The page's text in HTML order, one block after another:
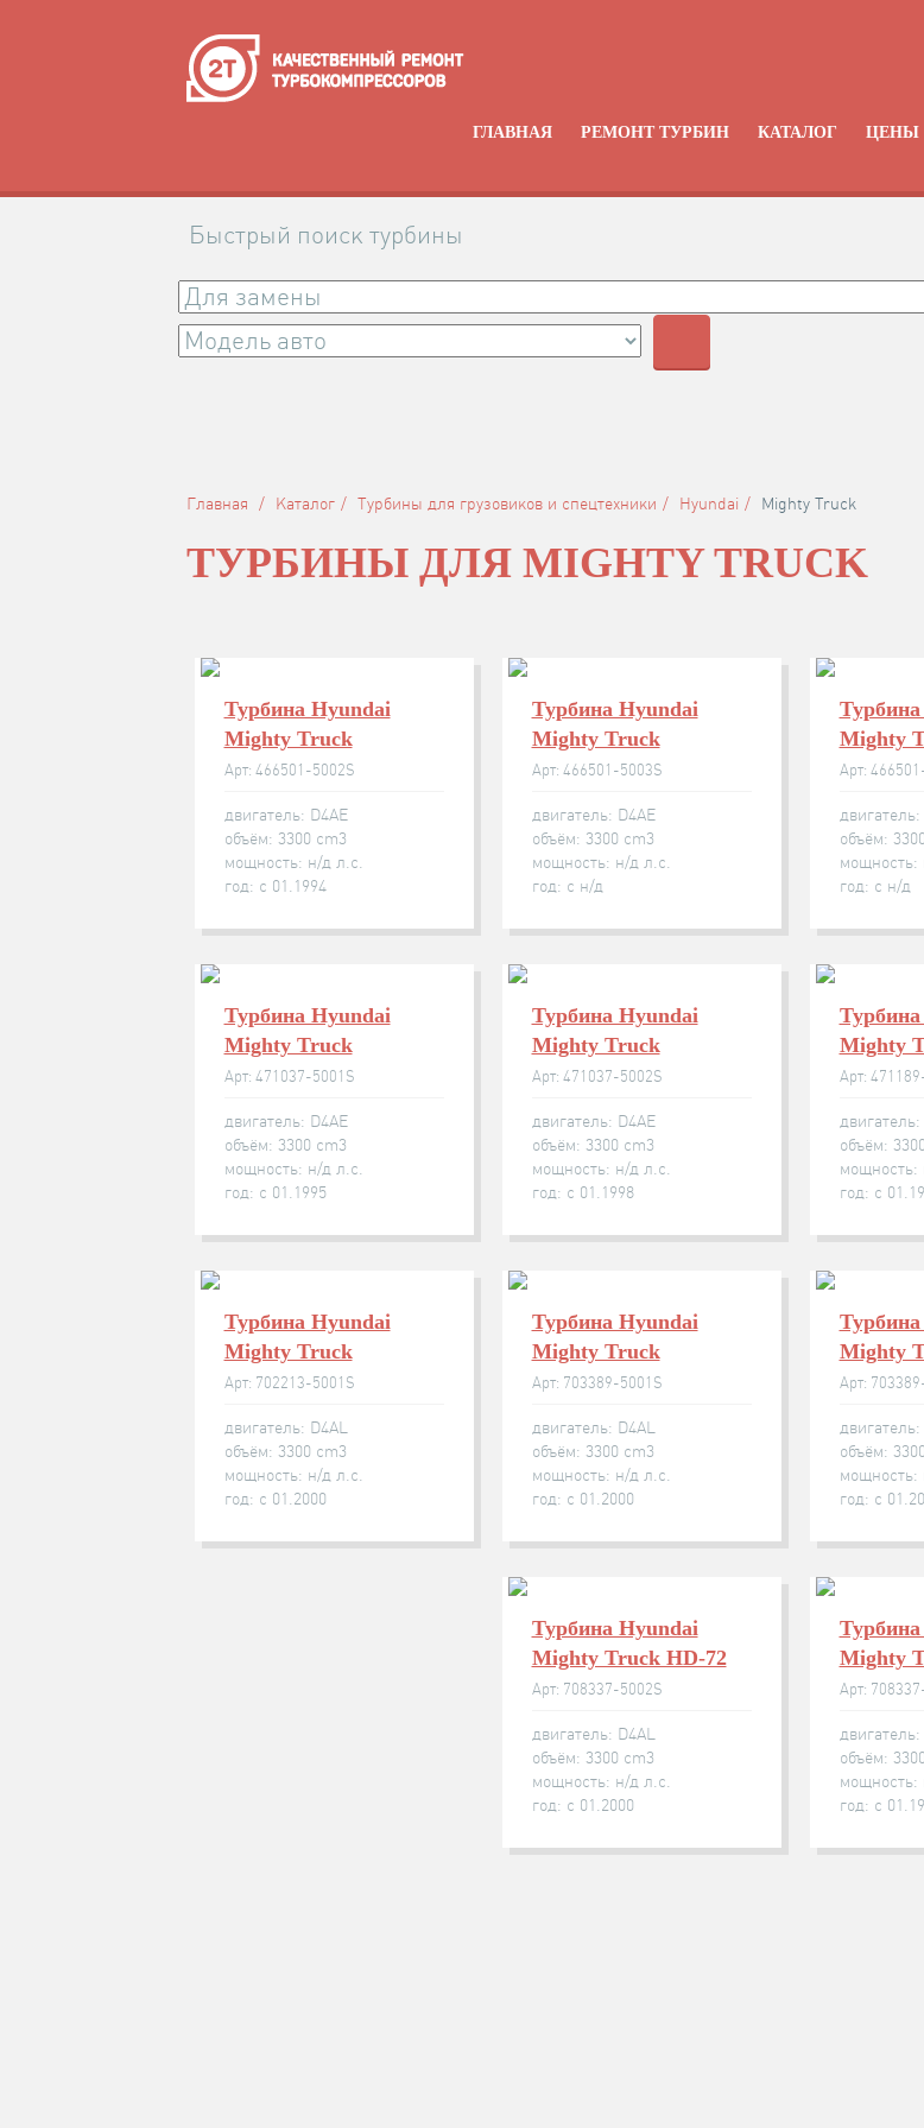
ГЛАВНАЯ РЕМОНТ ТУРБИН КАТАЛОГ ЦЕНЫ
Быстрый поиск турбины
Главная Каталог Турбины для грузовиков и спецтехники Hyundai Mighty Truck
ТУРБИНЫ ДЛЯ MIGHTY TRUCK
Турбина Hyundai
Mighty Truck
Арт: 466501-5002S
двигатель: D4AE
объём: 3300 cm3
мощность: н/д л.с.
год: с 01.1994
Турбина Hyundai
Mighty Truck
Арт: 466501-5003S
двигатель: D4AE
объём: 3300 cm3
мощность: н/д л.с.
год: с н/д
Mighty
Арт:
двигатель:
объём:
мощность:
год: с н/д
Турбина Hyundai
Mighty Truck
Арт: 471037-5001S
двигатель: D4AE
объём: 3300 cm3
мощность: н/д л.с.
год: с 01.1995
Турбина Hyundai
Mighty Truck
Арт: 471037-5002S
двигатель: D4AE
объём: 3300 cm3
мощность: н/д л.с.
год: с 01.1998
Mighty
Арт:
объём:
мощность:
год: с
Турбина Hyundai
Mighty Truck
Арт: 702213-5001S
двигатель: D4AL
объём: 3300 cm3
мощность: н/д л.с.
год: с 01.2000
Турбина Hyundai
Mighty Truck
Арт: 703389-5001S
двигатель: D4AL
объём: 3300 cm3
мощность: н/д л.с.
год: с 01.2000
Mighty
Арт:
объём:
мощность:
год: с
Турбина Hyundai
Mighty Truck HD-72
Арт: 708337-5002S
двигатель: D4AL
объём: 3300 cm3
мощность: н/д л.с.
год: с 01.2000
Mighty
Арт:
объём:
мощность:
год: с